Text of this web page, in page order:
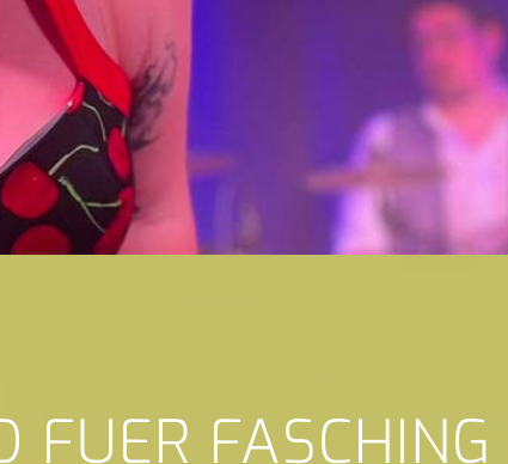
FUER FASCHING